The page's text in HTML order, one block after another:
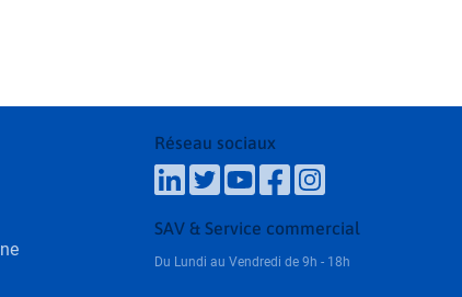
Réseau sociaux
SAV & Service commercial
Du Lundi au Vendredi de 9h - 18h